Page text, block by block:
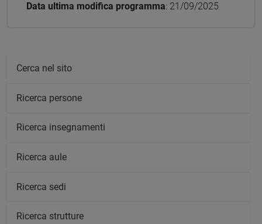
Data ultima modifica programma: 21/09/2025
Cerca nel sito
Ricerca persone
Ricerca insegnamenti
Ricerca aule
Ricerca sedi
Ricerca strutture